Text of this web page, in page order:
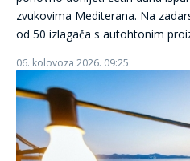
zvukovima Mediterana. Na
od 50 izlagača s autohtonim
06. kolovoza 2026. 09:25